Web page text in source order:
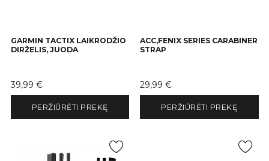
GARMIN TACTIX LAIKRODŽIO
DIRŽELIS, JUODA
Kaina
39,99 €
PERŽIŪRĖTI PREKĘ
ACC,FENIX SERIES CARABINER
STRAP
Kaina
29,99 €
PERŽIŪRĖTI PREKĘ